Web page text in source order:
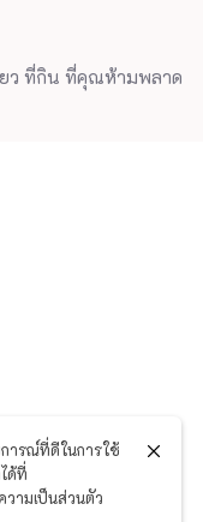
ว ที่กิน ที่คุณห้ามพลาด
ารณ์ที่ดีในการใช้
ด้ที่
วามเป็นส่วนตัว